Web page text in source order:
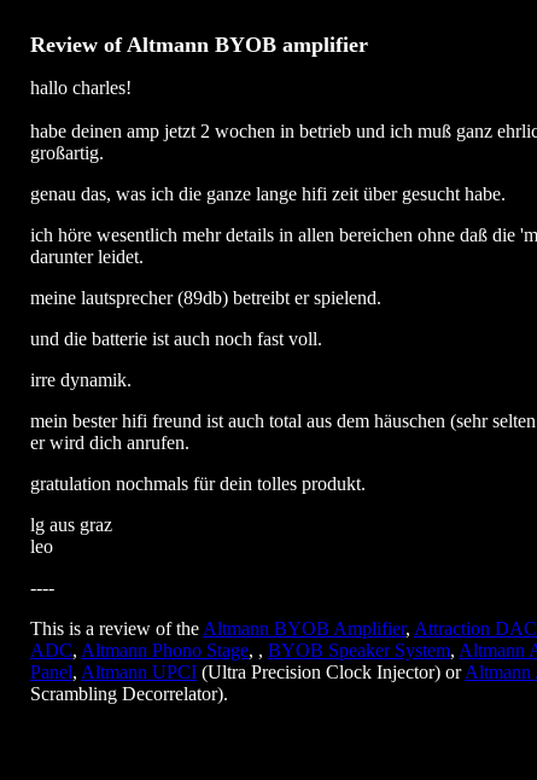
Review of Altmann BYOB amplifier
hallo charles!
habe deinen amp jetzt 2 wochen in betrieb und ich muß ganz
großartig.
genau das, was ich die ganze lange hifi zeit über gesucht habe.
ich höre wesentlich mehr details in allen bereichen ohne daß die
darunter leidet.
meine lautsprecher (89db) betreibt er spielend.
und die batterie ist auch noch fast voll.
irre dynamik.
mein bester hifi freund ist auch total aus dem häuschen (sehr
er wird dich anrufen.
gratulation nochmals für dein tolles produkt.
lg aus graz
leo
----
This is a review of the Altmann BYOB Amplifier, Attraction DAC
ADC, Altmann Phono Stage, , BYOB Speaker System, Altmann
Panel, Altmann UPCI (Ultra Precision Clock Injector) orAltmann
Scrambling Decorrelator).